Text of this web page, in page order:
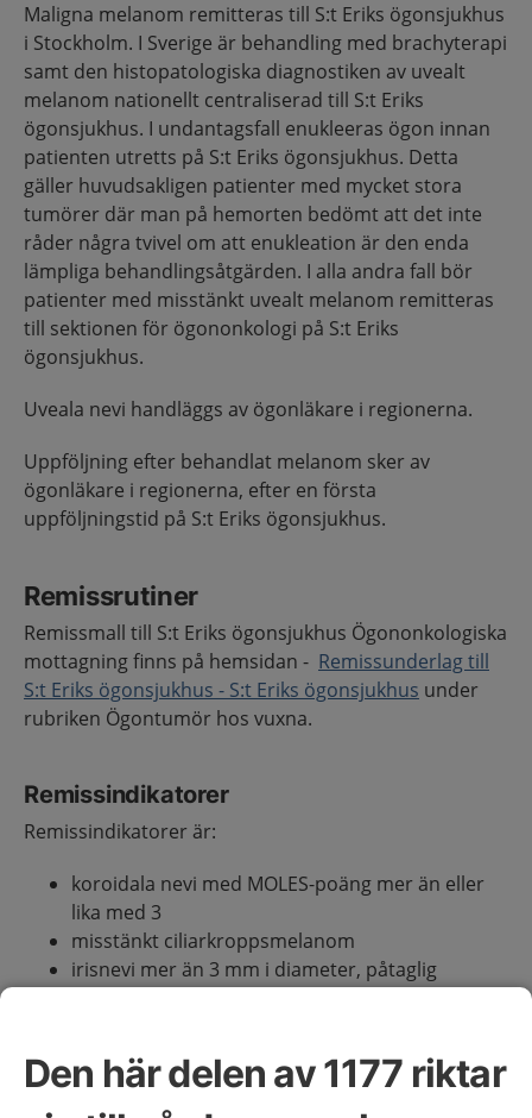
Den här delen av 1177 riktar
Maligna melanom remitteras till S:t Eriks ögonsjukhus
i Stockholm. I Sverige är behandling med brachyterapi
samt den histopatologiska diagnostiken av uvealt
melanom nationellt centraliserad till S:t Eriks
ögonsjukhus. I undantagsfall enukleeras ögon innan
patienten utretts på S:t Eriks ögonsjukhus. Detta
gäller huvudsakligen patienter med mycket stora
tumörer där man på hemorten bedömt att det inte
råder några tvivel om att enukleation är den enda
lämpliga behandlingsåtgärden. I alla andra fall bör
patienter med misstänkt uvealt melanom remitteras
till sektionen för ögononkologi på S:t Eriks
ögonsjukhus.
Uveala nevi handläggs av ögonläkare i regionerna.
Uppföljning efter behandlat melanom sker av
ögonläkare i regionerna, efter en första
uppföljningstid på S:t Eriks ögonsjukhus.
Remissrutiner
Remissmall till S:t Eriks ögonsjukhus Ögononkologiska
mottagning finns på hemsidan - Remissunderlag till
S:t Eriks ögonsjukhus - S:t Eriks ögonsjukhus under
rubriken Ögontumör hos vuxna.
Remissindikatorer
Remissindikatorer är:
koroidala nevi med MOLES-poäng mer än eller
lika med 3
misstänkt ciliarkroppsmelanom
irisnevi mer än 3 mm i diameter, påtaglig
Omfattning av kunskapsstödet